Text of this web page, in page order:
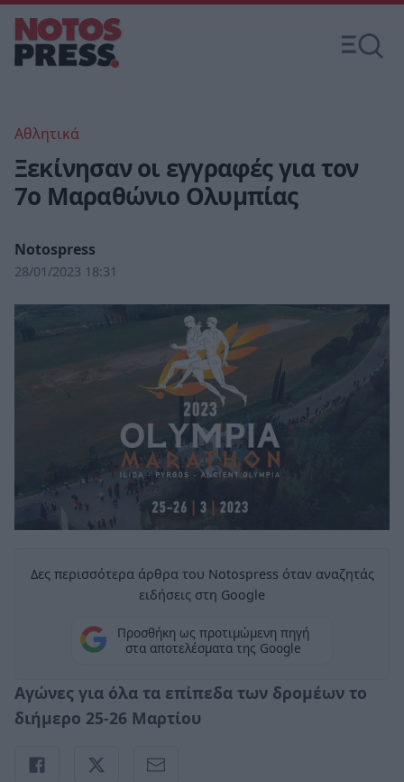
Αθλητικά
Ξεκίνησαν οι εγγραφές για τον
7ο Μαραθώνιο Ολυμπίας
Notospress
28/01/2023 18:31
Δες περισσότερα άρθρα του Notospress όταν αναζητάς
ειδήσεις στη Google
Προσθήκη ως προτιμώμενη πηγή
στα αποτελέσματα της Google
Αγώνες για όλα τα επίπεδα των δρομέων το
διήμερο 25-26 Μαρτίου